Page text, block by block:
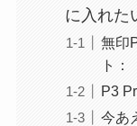
に入れた
無印
ト：
P3
今あ